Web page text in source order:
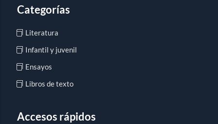
Categorías
Literatura
Infantil y juvenil
Ensayos
Libros de texto
Accesos rápidos